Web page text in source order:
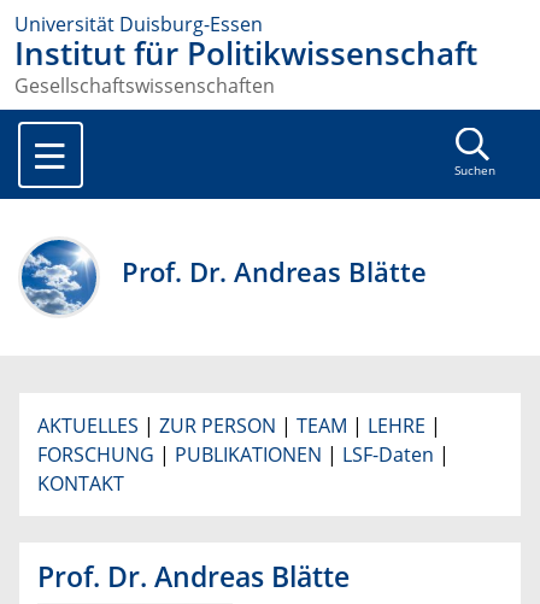
Universität Duisburg-Essen
Institut für Politikwissenschaft
Gesellschaftswissenschaften
Suchen
Prof. Dr. Andreas Blätte
AKTUELLES | ZUR PERSON | TEAM | LEHRE |
FORSCHUNG | PUBLIKATIONEN | LSF-Daten |
KONTAKT
Prof. Dr. Andreas Blätte